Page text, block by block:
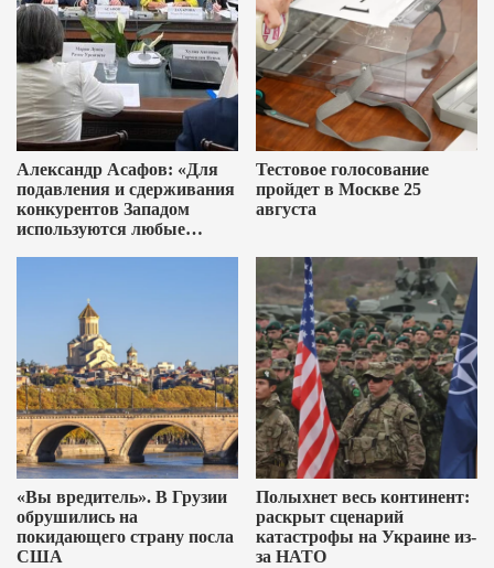
Александр Асафов: «Для
подавления и сдерживания
конкурентов Западом
используются любые
Тестовое голосование
пройдет в Москве 25
августа
«Вы вредитель». В Грузии
обрушились на
покидающего страну посла
США
Полыхнет весь континент:
раскрыт сценарий
катастрофы на Украине из-
за НАТО